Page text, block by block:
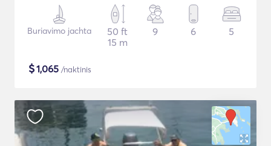
Buriavimo jachta
50 ft
15 m
9 6 5
$1,065 /naktinis